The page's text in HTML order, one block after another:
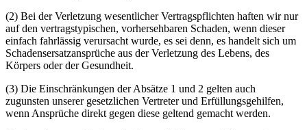
(2) Bei der Verletzung wesentlicher Vertragspflichten haften wir nur
auf den vertragstypischen, vorhersehbaren Schaden, wenn dieser
einfach fahrlässig verursacht wurde, es sei denn, es handelt sich um
Schadensersatzansprüche aus der Verletzung des Lebens, des
Körpers oder der Gesundheit.
(3) Die Einschränkungen der Absätze 1 und 2 gelten auch
zugunsten unserer gesetzlichen Vertreter und Erfüllungsgehilfen,
wenn Ansprüche direkt gegen diese geltend gemacht werden.